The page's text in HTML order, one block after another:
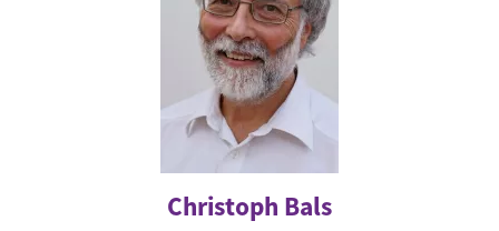
Christoph Bals